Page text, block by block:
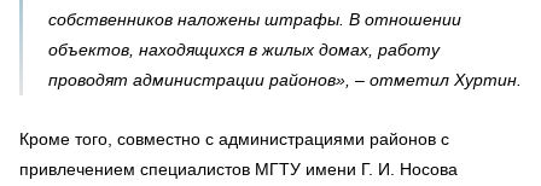
собственников наложены штрафы. В отношении
объектов, находящихся в жилых домах, работу
проводят администрации районов», – отметил Хуртин.
Кроме того, совместно с администрациями районов с
привлечением специалистов МГТУ имени Г. И. Носова